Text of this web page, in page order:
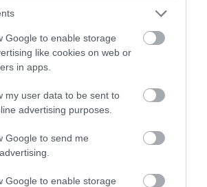
Google to enable storage
like cookies on web or
in apps.
my user data to be sent to
advertising purposes.
Google to send me
Google to enable storage
a legfrissebb hírekről, kövessen
ÜGYEK Google Hírek oldalán!